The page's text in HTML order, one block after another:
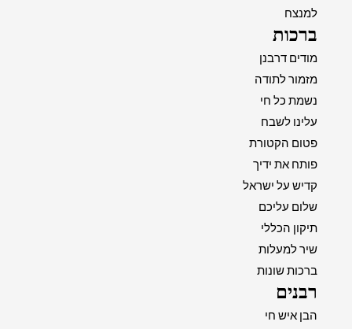
למנצח
ברכות
מודים דרבנן
מזמור לתודה
נשמת כל חי
עלינו לשבח
פטום הקטורת
פותח את ידיך
קדיש על ישראל
שלום עליכם
תיקון הכללי
שיר למעלות
ברכות שונות
רבנים
הבן איש חי